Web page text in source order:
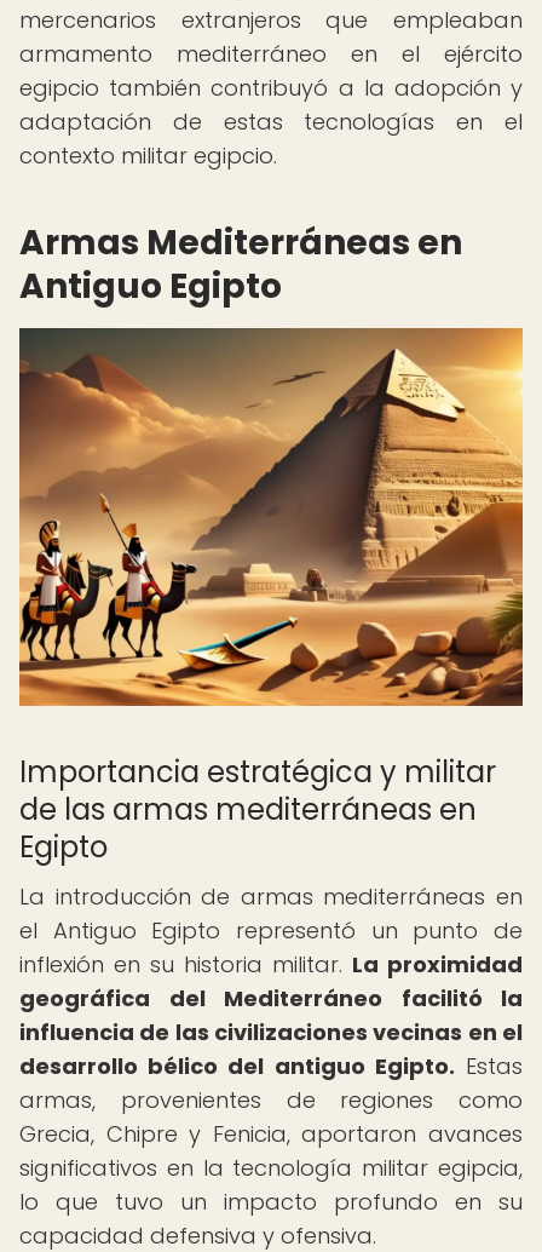
mercenarios extranjeros que empleaban
armamento mediterráneo en el ejército
egipcio también contribuyó a la adopción y
adaptación de estas tecnologías en el
contexto militar egipcio.
Armas Mediterráneas en
Antiguo Egipto
Importancia estratégica y militar
de las armas mediterráneas en
Egipto
La introducción de armas mediterráneas en
el Antiguo Egipto representó un punto de
inflexión en su historia militar. La proximidad
geográfica del Mediterráneo facilitó la
influencia de las civilizaciones vecinas en el
desarrollo bélico del antiguo Egipto. Estas
armas, provenientes de regiones como
Grecia, Chipre y Fenicia, aportaron avances
significativos en la tecnología militar egipcia,
lo que tuvo un impacto profundo en su
capacidad defensiva y ofensiva.